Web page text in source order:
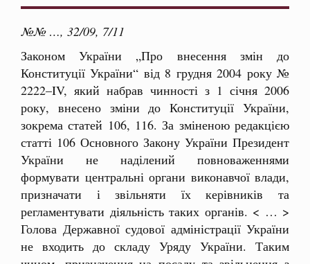
№№ …, 32/09, 7/11
Законом України „Про внесення змін до
Конституції України“ від 8 грудня 2004 року №
2222–IV, який набрав чинності з 1 січня 2006
року, внесено зміни до Конституції України,
зокрема статей 106, 116. За зміненою редакцією
статті 106 Основного Закону України Президент
України не наділений повноваженнями
формувати центральні органи виконавчої влади,
призначати і звільняти їх керівників та
регламентувати діяльність таких органів. < … >
Голова Державної судової адміністрації України
не входить до складу Уряду України. Таким